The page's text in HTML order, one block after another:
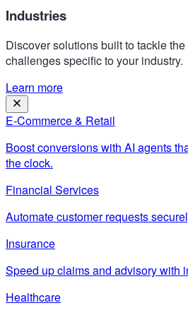
Industries
Discover solutions built to tackle
challenges specific to your industry.
Learn more
E-Commerce & Retail
Boost conversions with AI agents
the clock.
Financial Services
Automate customer requests
Insurance
Speed up claims and advisory with
Healthcare